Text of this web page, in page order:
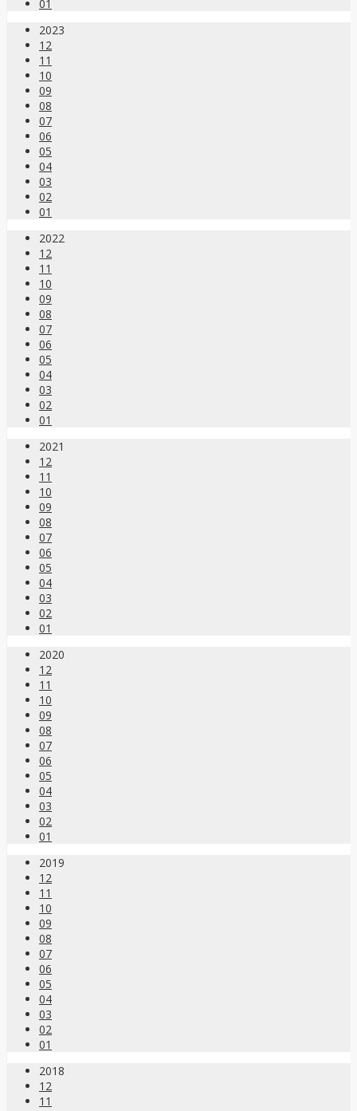
01
2023
12
11
10
09
08
07
06
05
04
03
02
01
2022
12
11
10
09
08
07
06
05
04
03
02
01
2021
12
11
10
09
08
07
06
05
04
03
02
01
2020
12
11
10
09
08
07
06
05
04
03
02
01
2019
12
11
10
09
08
07
06
05
04
03
02
01
2018
12
11